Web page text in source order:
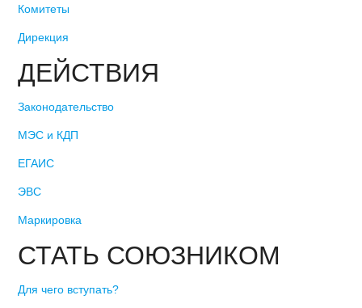
Комитеты
Дирекция
ДЕЙСТВИЯ
Законодательство
МЭС и КДП
ЕГАИС
ЭВС
Маркировка
СТАТЬ СОЮЗНИКОМ
Для чего вступать?